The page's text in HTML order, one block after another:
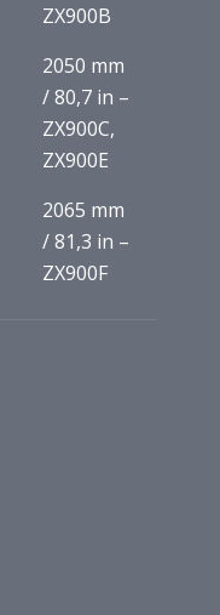
ZX900B
2050 mm
/ 80,7 in –
ZX900C,
ZX900E
2065 mm
/ 81,3 in –
ZX900F